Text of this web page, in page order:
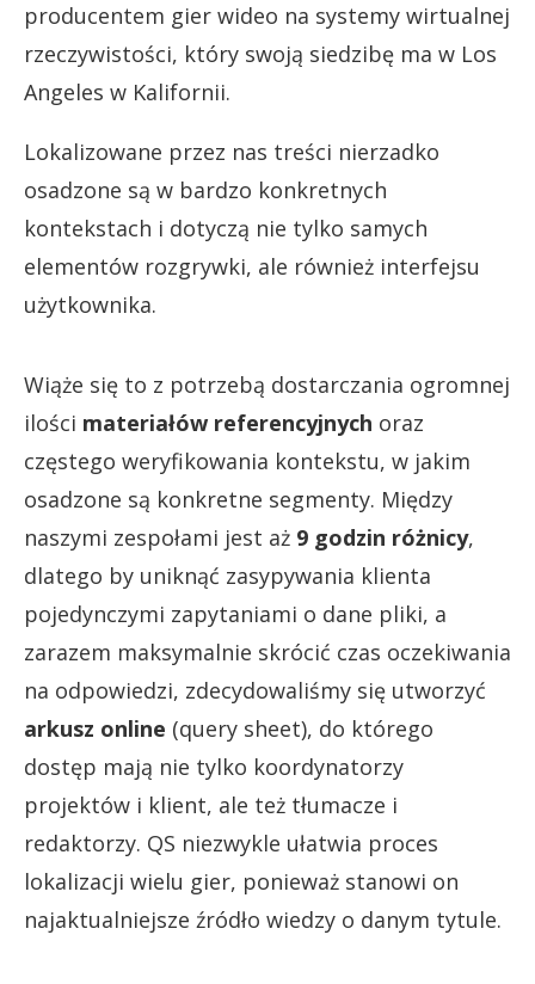
producentem gier wideo na systemy wirtualnej
rzeczywistości, który swoją siedzibę ma w Los
Angeles w Kalifornii.
Lokalizowane przez nas treści nierzadko
osadzone są w bardzo konkretnych
kontekstach i dotyczą nie tylko samych
elementów rozgrywki, ale również interfejsu
użytkownika.
Wiąże się to z potrzebą dostarczania ogromnej
ilości materiałów referencyjnych oraz
częstego weryfikowania kontekstu, w jakim
osadzone są konkretne segmenty. Między
naszymi zespołami jest aż 9 godzin różnicy,
dlatego by uniknąć zasypywania klienta
pojedynczymi zapytaniami o dane pliki, a
zarazem maksymalnie skrócić czas oczekiwania
na odpowiedzi, zdecydowaliśmy się utworzyć
arkusz online (query sheet), do którego
dostęp mają nie tylko koordynatorzy
projektów i klient, ale też tłumacze i
redaktorzy. QS niezwykle ułatwia proces
lokalizacji wielu gier, ponieważ stanowi on
najaktualniejsze źródło wiedzy o danym tytule.